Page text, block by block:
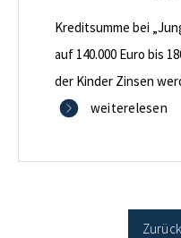
Kreditsumme bei
auf 140.000 Euro bis
der Kinder Zinsen
verbilligt: Heutiger
Antragstellende
Sanierung in
weiterelesen